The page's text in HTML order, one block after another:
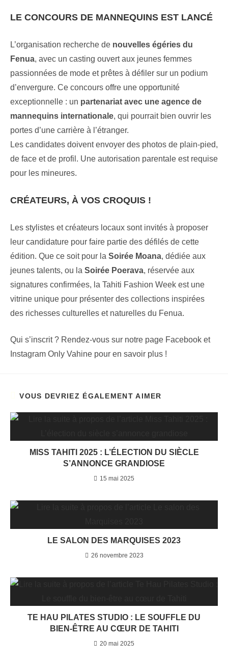
LE CONCOURS DE MANNEQUINS EST LANCÉ
L’organisation recherche de nouvelles égéries du
Fenua, avec un casting ouvert aux jeunes femmes
passionnées de mode et prêtes à défiler sur un podium
d’envergure. Ce concours offre une opportunité
exceptionnelle : un partenariat avec une agence de
mannequins internationale, qui pourrait bien ouvrir les
portes d’une carrière à l’étranger.
Les candidates doivent envoyer des photos de plain-pied,
de face et de profil. Une autorisation parentale est requise
pour les mineures.
CRÉATEURS, À VOS CROQUIS !
Les stylistes et créateurs locaux sont invités à proposer
leur candidature pour faire partie des défilés de cette
édition. Que ce soit pour la Soirée Moana, dédiée aux
jeunes talents, ou la Soirée Poerava, réservée aux
signatures confirmées, la Tahiti Fashion Week est une
vitrine unique pour présenter des collections inspirées
des richesses culturelles et naturelles du Fenua.
Qui s’inscrit ? Rendez-vous sur notre page Facebook et
Instagram Only Vahine pour en savoir plus !
VOUS DEVRIEZ ÉGALEMENT AIMER
MISS TAHITI 2025 : L’ÉLECTION DU SIÈCLE
S’ANNONCE GRANDIOSE
15 mai 2025
LE SALON DES MARQUISES 2023
26 novembre 2023
TE HAU PILATES STUDIO : LE SOUFFLE DU
BIEN-ÊTRE AU CŒUR DE TAHITI
20 mai 2025